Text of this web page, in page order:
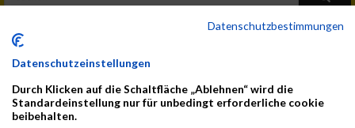
John Hemmer
2017
Datenschutzbestimmungen
Datenschutzeinstellungen
Durch Klicken auf die Schaltfläche „Ablehnen“ wird die
Standardeinstellung nur für unbedingt erforderliche cookie
beibehalten.